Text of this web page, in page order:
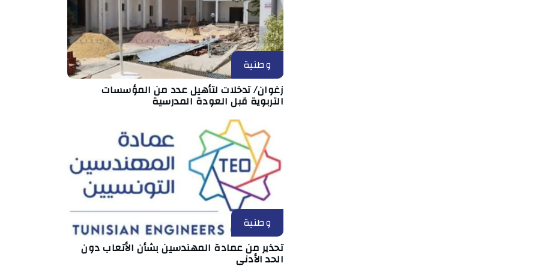
وطنية
زغوان/ تدخلات لتأهيل عدد من المؤسسات
التربوية قبل العودة المدرسية
وطنية
تحذير من عمادة المهندسين بشأن الأتعاب دون
الحد الأدنى